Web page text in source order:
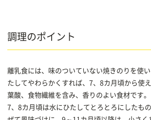
調理のポイント
離乳食には、味のついていない焼きのりを使
たしてやわらかくすれば、7、8カ月頃から使
葉酸、食物繊維を含み、香りのよい食材です。
7、8カ月頃は水にひたしてとろとろにしたも